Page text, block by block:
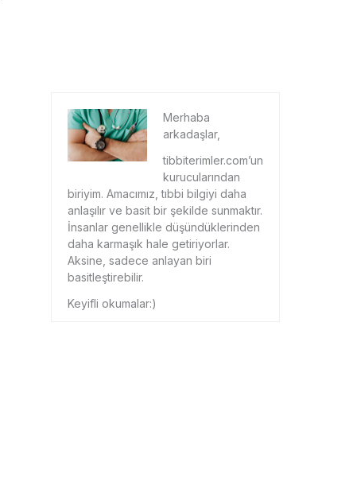
Merhaba
arkadaşlar,
tibbiterimler.com’un
kurucularından
biriyim. Amacımız, tıbbi bilgiyi daha
anlaşılır ve basit bir şekilde sunmaktır.
İnsanlar genellikle düşündüklerinden
daha karmaşık hale getiriyorlar.
Aksine, sadece anlayan biri
basitleştirebilir.
Keyifli okumalar:)